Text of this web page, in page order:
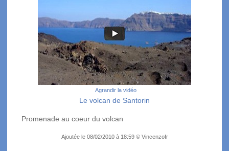
Agrandir la vidéo
Le volcan de Santorin
Promenade au coeur du volcan
Ajoutée le 08/02/2010 à 18:59 © Vincenzofr